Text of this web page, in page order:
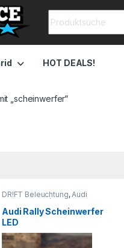
HOT DEALS!
„scheinwerfer“
DR!FT Beleuchtung,Audi
Scheinwerfer/Grills
Audi Rally Scheinwerfer
LED